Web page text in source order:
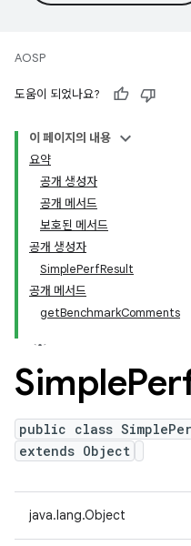
AOSP
도움이 되었나요?
이 페이지의 내용
요약
공개 생성자
공개 메서드
보호된 메서드
공개 생성자
SimplePerfResult
공개 메서드
getBenchmarkComments
Simple
public class
extends Object
java.lang.Object